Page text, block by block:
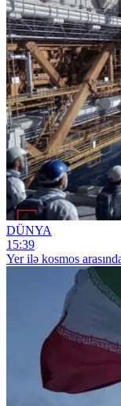
DÜNYA
15:39
Yer ilə kosmos